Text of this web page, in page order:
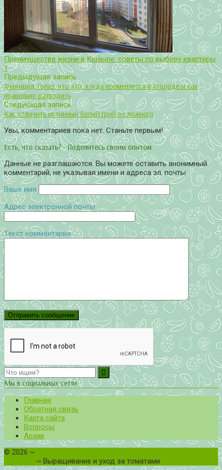
Преимущества жизни в Кызыле: советы по выбору квартиры
1
Предыдущая запись
Фунгицид Топаз: что это, когда применяется в огороде и как
правильно разводить
Следующая запись
Как отличить истинный белый гриб от ложного
Увы, комментариев пока нет. Станьте первым!
Есть, что сказать? - Поделитесь своим опытом
Данные не разглашаются. Вы можете оставить анонимный
комментарий, не указывая имени и адреса эл. почты
Ваше имя
Адрес электронной почты
Текст комментария
Мы в социальных сетях
Главная
Обратная связь
Карта сайта
Вопросы
Архив
© 2026 ~
~ Выращивание и уход за томатами